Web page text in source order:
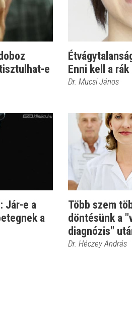
e
Enni kell a
Dr. Mucsi János
Jár-e a
a
Több szem
döntésünk a
diagnózis"
Dr. Héczey András